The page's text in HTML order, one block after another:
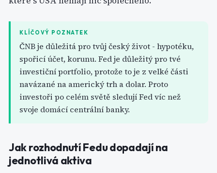
KLÍČOVÝ POZNATEK
ČNB je důležitá pro tvůj český život - hypotéku,
spořicí účet, korunu. Fed je důležitý pro tvé
investiční portfolio, protože to je z velké části
navázané na americký trh a dolar. Proto
investoři po celém světě sledují Fed víc než
svoje domácí centrální banky.
Jak rozhodnutí Fedu dopadají na
jednotlivá aktiva